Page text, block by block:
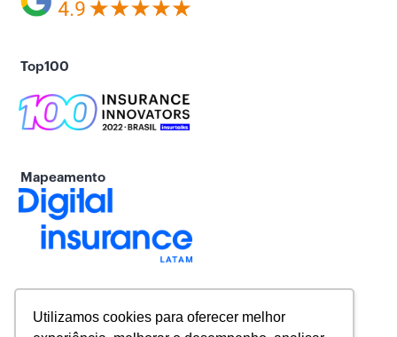
Utilizamos cookies para oferecer melhor
Top100
Mapeamento